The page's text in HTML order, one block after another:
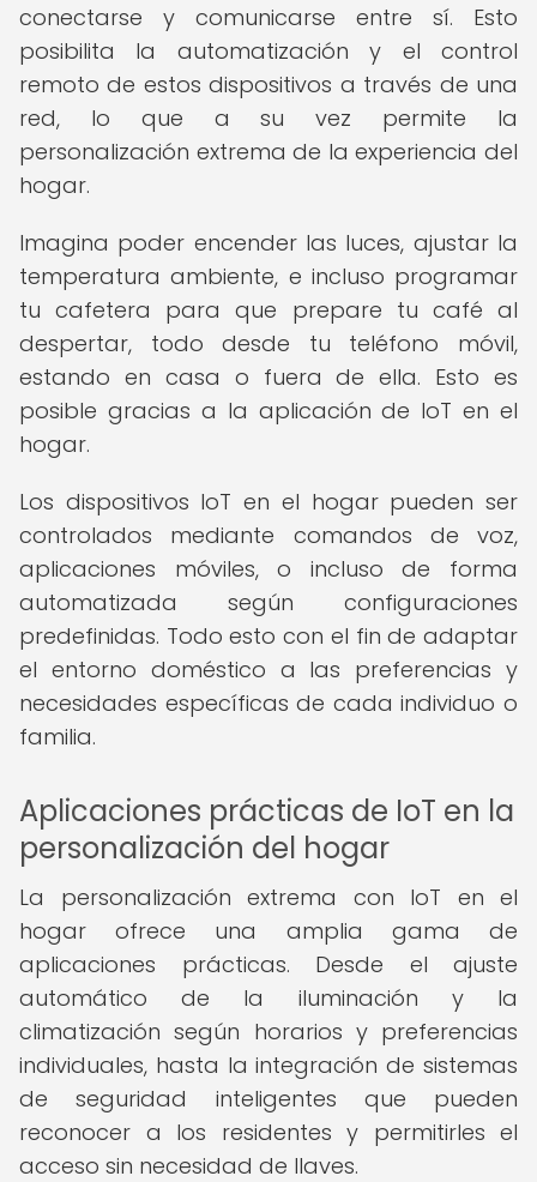
conectarse y comunicarse entre sí. Esto
posibilita la automatización y el control
remoto de estos dispositivos a través de una
red, lo que a su vez permite la
personalización extrema de la experiencia del
hogar.
Imagina poder encender las luces, ajustar la
temperatura ambiente, e incluso programar
tu cafetera para que prepare tu café al
despertar, todo desde tu teléfono móvil,
estando en casa o fuera de ella. Esto es
posible gracias a la aplicación de IoT en el
hogar.
Los dispositivos IoT en el hogar pueden ser
controlados mediante comandos de voz,
aplicaciones móviles, o incluso de forma
automatizada según configuraciones
predefinidas. Todo esto con el fin de adaptar
el entorno doméstico a las preferencias y
necesidades específicas de cada individuo o
familia.
Aplicaciones prácticas de IoT en la
personalización del hogar
La personalización extrema con IoT en el
hogar ofrece una amplia gama de
aplicaciones prácticas. Desde el ajuste
automático de la iluminación y la
climatización según horarios y preferencias
individuales, hasta la integración de sistemas
de seguridad inteligentes que pueden
reconocer a los residentes y permitirles el
acceso sin necesidad de llaves.